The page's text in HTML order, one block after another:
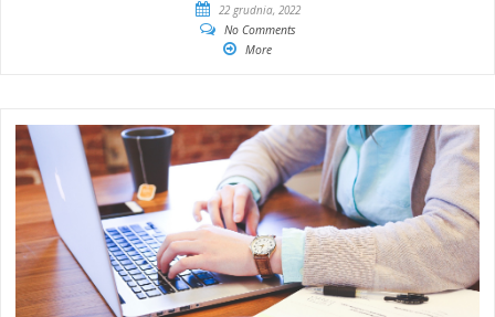
22 grudnia, 2022
No Comments
More